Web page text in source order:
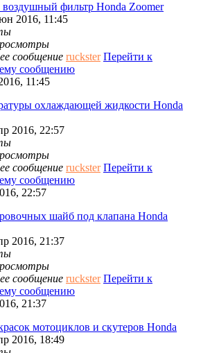
фильтр Honda Zoomer
2016, 11:45
сообщение ruckster Перейти к
сообщению
11:45
охлаждающей жидкости Honda
2016, 22:57
сообщение ruckster Перейти к
сообщению
22:57
шайб под клапана Honda
2016, 21:37
сообщение ruckster Перейти к
сообщению
21:37
мотоциклов и скутеров Honda
2016, 18:49